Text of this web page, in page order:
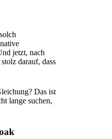
jetzt, nach
darauf, dass
Das ist
lange suchen,